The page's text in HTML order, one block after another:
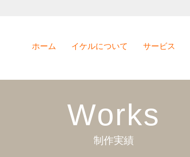
ホーム イケルについて サービス
Works
制作実績